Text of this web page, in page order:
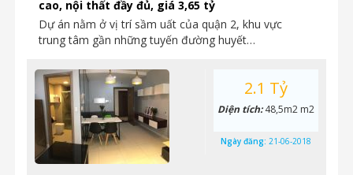
cao, nội thất đầy đủ, giá 3,65 tỷ
Dự án nằm ở vị trí sầm uất của quận 2, khu vực
trung tâm gần những tuyến đường huyết…
2.1 Tỷ
Diện tích:48,5m2 m2
Ngày đăng: 21-06-2018